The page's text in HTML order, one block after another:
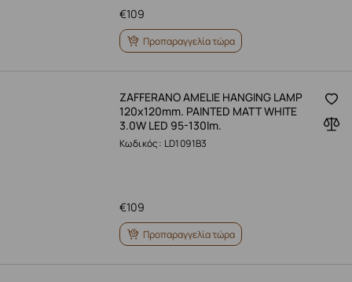
109
€
Προπαραγγελία τώρα
ZAFFERANO AMELIE HANGING LAMP
120x120mm. PAINTED MATT WHITE
3.0W LED 95-130lm.
Κωδικός: LD1091B3
109
€
Προπαραγγελία τώρα